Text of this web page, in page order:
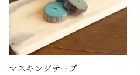
マスキングテープ